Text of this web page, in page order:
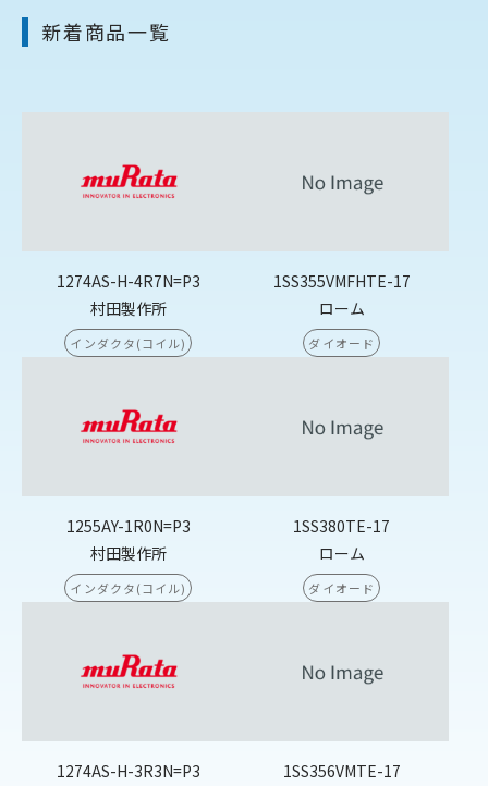
新着商品一覧
1274AS-H-4R7N=P3
村田製作所
インダクタ(コイル)
1SS355VMFHTE-17
ローム
ダイオード
1255AY-1R0N=P3
村田製作所
インダクタ(コイル)
1SS380TE-17
ローム
ダイオード
1274AS-H-3R3N=P3
1SS356VMTE-17